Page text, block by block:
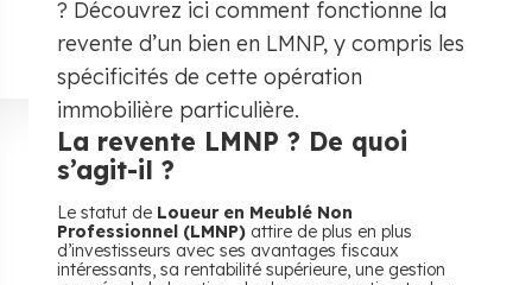
? Découvrez ici comment fonctionne la
revente d’un bien en LMNP, y compris les
spécificités de cette opération
immobilière particulière.
La revente LMNP ? De quoi
s’agit-il ?
Le statut de Loueur en Meublé Non
Professionnel (LMNP) attire de plus en plus
d’investisseurs avec ses avantages fiscaux
intéressants, sa rentabilité supérieure, une gestion